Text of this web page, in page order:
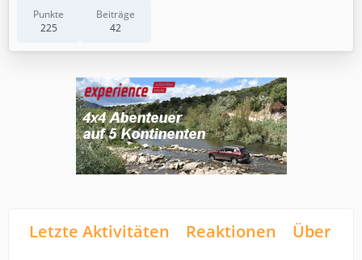
Punkte
225
Beiträge
42
Letzte Aktivitäten Reaktionen Über